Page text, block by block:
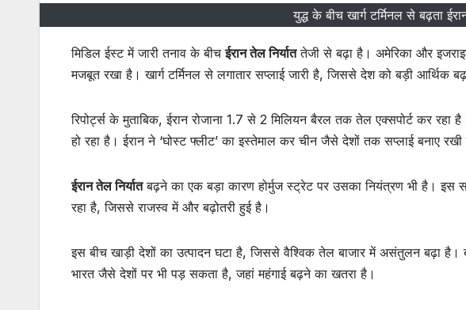
युद्ध के बीच खार्ग टर्मिनल से बढ़ता
मिडिल ईस्ट में जारी तनाव के बीचईरान तेल निर्याततेजी से बढ़ा है। अमेरिका और
मजबूत रखा है। खार्ग टर्मिनल से लगातार सप्लाई जारी है, जिससे देश को बड़ी आर्थिक
रिपोर्ट्स के मुताबिक, ईरान रोजाना 1.7 से 2 मिलियन बैरल तक तेल एक्सपोर्ट कर रहा
हो रहा है। ईरान ने ‘घोस्ट फ्लीट’ का इस्तेमाल कर चीन जैसे देशों तक सप्लाई बनाए रखी
ईरान तेल निर्यातबढ़ने का एक बड़ा कारण होर्मुज स्ट्रेट पर उसका नियंत्रण भी है। इस
रहा है, जिससे राजस्व में और बढ़ोतरी हुई है।
इस बीच खाड़ी देशों का उत्पादन घटा है, जिससे वैश्विक तेल बाजार में असंतुलन बढ़ा
भारत जैसे देशों पर भी पड़ सकता है, जहां महंगाई बढ़ने का खतरा है।